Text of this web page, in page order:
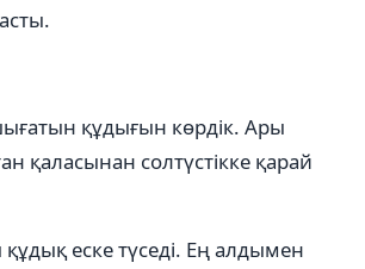
құдығын көрдік. Ары
қаласынан солтүстікке қарай
еске түседі. Ең алдымен